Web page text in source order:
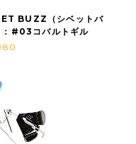
BUZZ（シベットバ
：#03コバルトギル